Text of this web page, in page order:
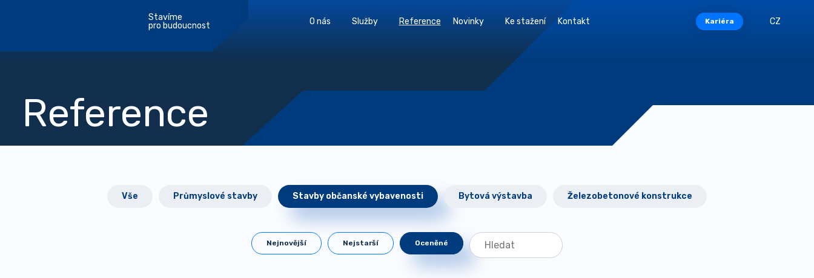
Stavíme
pro budoucnost
O nás Služby Reference Novinky Ke stažení Kontakt Kariéra CZ
Reference
Vše Průmyslové stavby Stavby občanské vybavenosti Bytová výstavba Železobetonové konstrukce
Nejnovější Nejstarší Oceněné